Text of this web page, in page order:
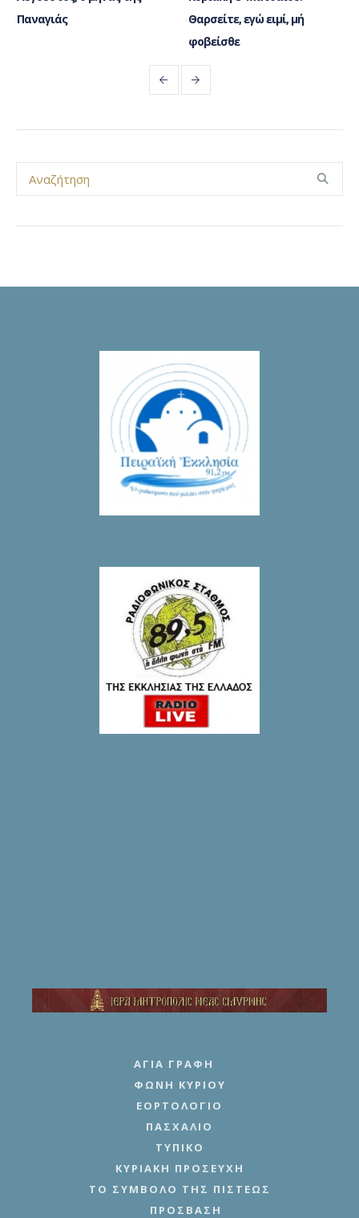
Παναγιάς
Θαρσείτε, εγώ ειμί, μή
φοβείσθε
ΑΓΊΑ ΓΡΑΦΉ
ΦΩΝΉ ΚΥΡΊΟΥ
ΕΟΡΤΟΛΌΓΙΟ
ΠΑΣΧΆΛΙΟ
ΤΥΠΙΚΌ
ΚΥΡΙΑΚΉ ΠΡΟΣΕΥΧΉ
ΤΟ ΣΎΜΒΟΛΟ ΤΗΣ ΠΊΣΤΕΩΣ
ΠΡΌΣΒΑΣΗ